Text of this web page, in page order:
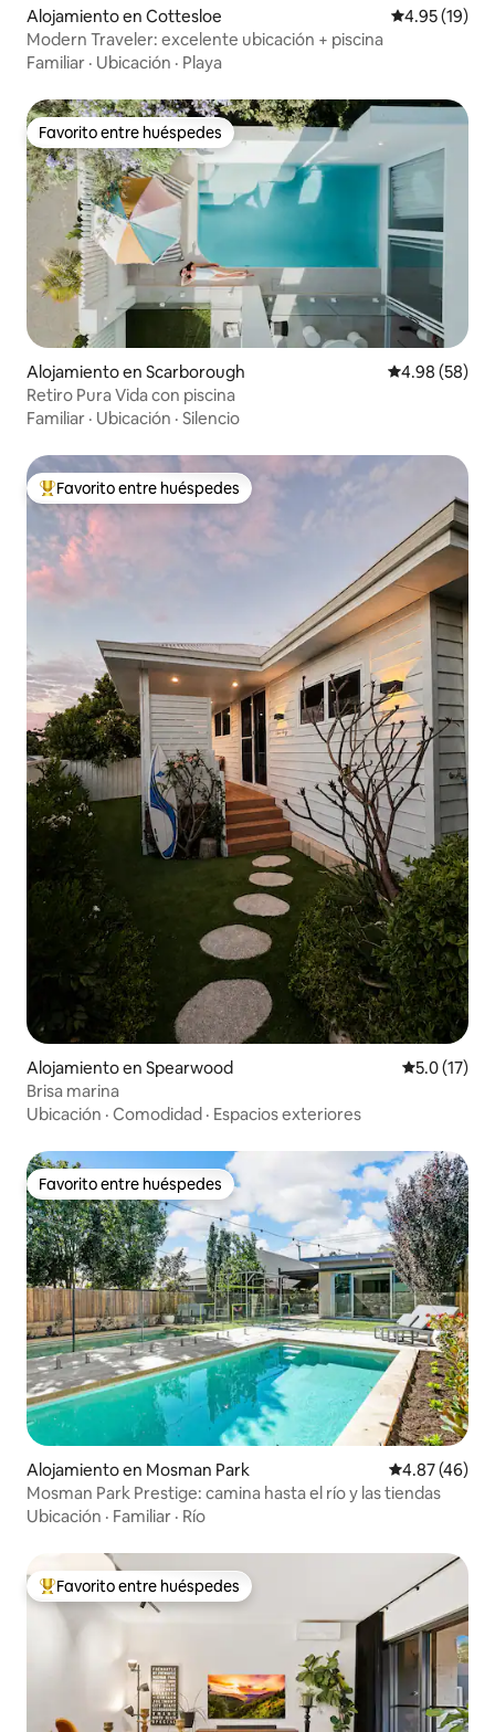
Alojamiento en Cottesloe Calificación
4.95 (19)
Modern Traveler: excelente ubicación + piscina
Familiar · Ubicación · Playa
Favorito entre huéspedes
Favorito entre huéspedes
Alojamiento en Scarborough Calificación
4.98 (58)
Retiro Pura Vida con piscina
Familiar · Ubicación · Silencio
Favorito entre huéspedes preferido
Favorito entre huéspedes
Alojamiento en Spearwood Calificación
5.0 (17)
Brisa marina
Ubicación · Comodidad · Espacios exteriores
Favorito entre huéspedes
Favorito entre huéspedes
Alojamiento en Mosman Park Calificación
4.87 (46)
Mosman Park Prestige: camina hasta el río y las tiendas
Ubicación · Familiar · Río
Favorito entre huéspedes preferido
Favorito entre huéspedes